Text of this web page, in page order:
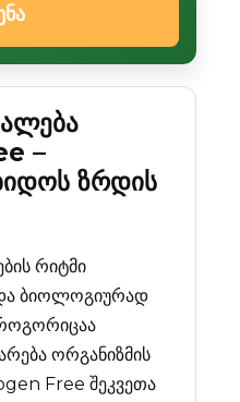
–
ზრდის
რიტმი
ბიოლოგიურად
ორგანიზმის
Free შეკვეთა